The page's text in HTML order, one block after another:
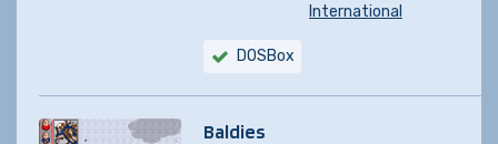
International
DOSBox
Baldies